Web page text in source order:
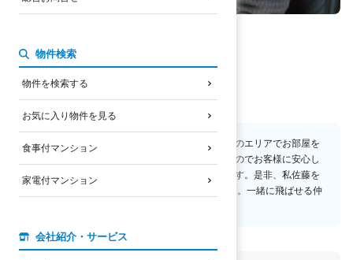
物件検索
物件を検索する
お気に入り物件を見る
食事付マンション
家電付マンション
会社紹介・サービス
佐藤 正一
宅地建物取引士
瀬田、草津、南草津、京都全域と今までたくさんのエリアでお部屋を
ご紹介してまいりました。経験と知識がありますのでお客様に安心し
てお部屋をご提供させて頂くことが可能であります。是非、私佐藤を
ご指名下さい。 ドローン操作はセミプロ級？です。一緒に飛ばせる仲
主な業務内容